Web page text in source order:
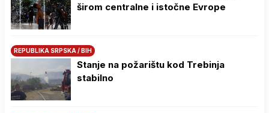
širom centralne i istočne Evrope
REPUBLIKA SRPSKA / BIH
Stanje na požarištu kod Trebinja
stabilno